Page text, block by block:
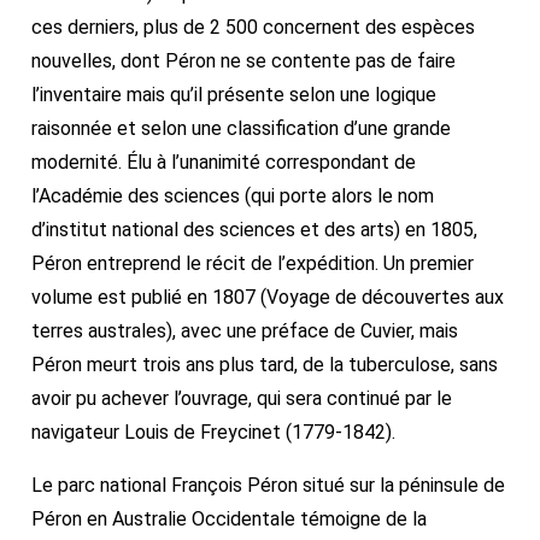
ces derniers, plus de 2 500 concernent des espèces
nouvelles, dont Péron ne se contente pas de faire
l’inventaire mais qu’il présente selon une logique
raisonnée et selon une classification d’une grande
modernité. Élu à l’unanimité correspondant de
l’Académie des sciences (qui porte alors le nom
d’institut national des sciences et des arts) en 1805,
Péron entreprend le récit de l’expédition. Un premier
volume est publié en 1807 (Voyage de découvertes aux
terres australes), avec une préface de Cuvier, mais
Péron meurt trois ans plus tard, de la tuberculose, sans
avoir pu achever l’ouvrage, qui sera continué par le
navigateur Louis de Freycinet (1779-1842).
Le parc national François Péron situé sur la péninsule de
Péron en Australie Occidentale témoigne de la